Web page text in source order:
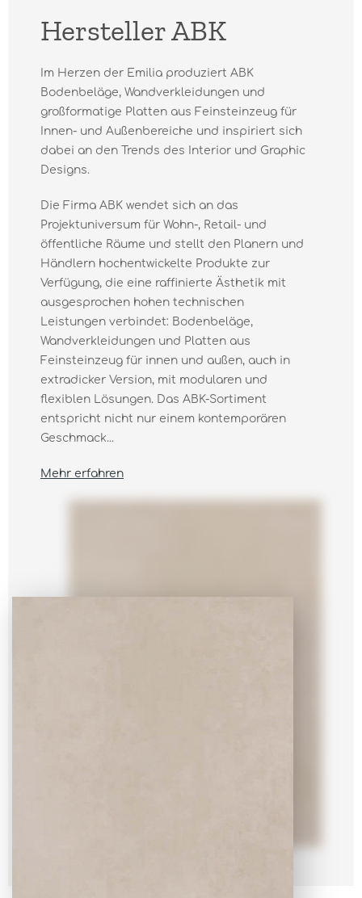
Hersteller ABK
Im Herzen der Emilia produziert ABK
Bodenbeläge, Wandverkleidungen und
großformatige Platten aus Feinsteinzeug für
Innen- und Außenbereiche und inspiriert sich
dabei an den Trends des Interior und Graphic
Designs.
Die Firma ABK wendet sich an das
Projektuniversum für Wohn-, Retail- und
öffentliche Räume und stellt den Planern und
Händlern hochentwickelte Produkte zur
Verfügung, die eine raffinierte Ästhetik mit
ausgesprochen hohen technischen
Leistungen verbindet: Bodenbeläge,
Wandverkleidungen und Platten aus
Feinsteinzeug für innen und außen, auch in
extradicker Version, mit modularen und
flexiblen Lösungen. Das ABK-Sortiment
entspricht nicht nur einem kontemporären
Geschmack...
Mehr erfahren